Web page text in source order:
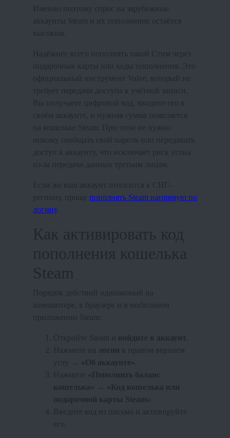
Именно поэтому спрос на зарубежные
аккаунты Steam и их пополнение остаётся
Надёжнее всего пополнять такой Стим через
подарочные карты или коды пополнения. Это
официальный инструмент Valve, который не
требует передачи доступа к учётной записи.
Вы получаете цифровой код, вводите его в
своём аккаунте, и нужная сумма появляется
на кошельке Steam. При этом не нужно
никому сообщать свой пароль или передавать
доступ к аккаунту, что исключает риск угона
Если же ваш аккаунт относится к СНГ-
региону, проще пополнять Steam напрямую по
логину.
Как активировать код
пополнения кошелька
Steam
компьютере, в браузере и в мобильном
приложении Steam:
Откройте Steam и
Нажмите на
углу →
Нажмите
подарочной карты Steam»
Введите код из письма и активируйте